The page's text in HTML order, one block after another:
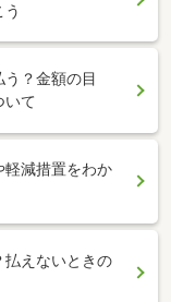
？金額の目
いて
軽減措置をわか
払えないときの